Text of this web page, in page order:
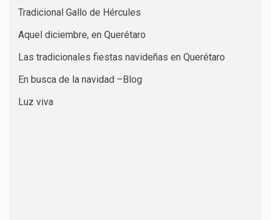
Tradicional Gallo de Hércules
Aquel diciembre, en Querétaro
Las tradicionales fiestas navideñas en Querétaro
En busca de la navidad –Blog
Luz viva